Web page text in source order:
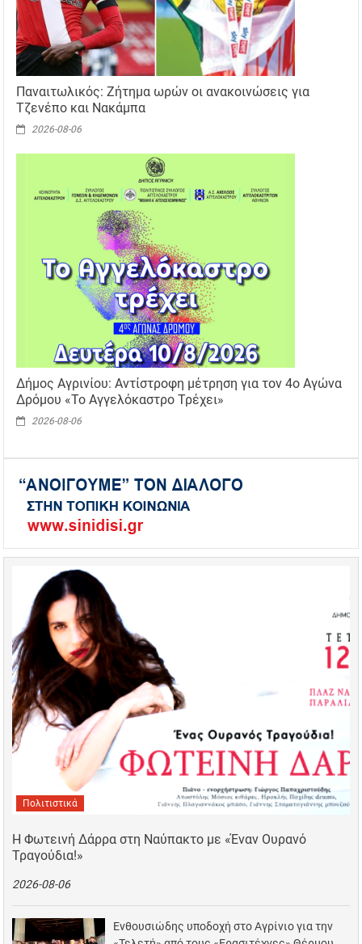
Παναιτωλικός: Ζήτημα ωρών οι ανακοινώσεις για
Τζενέπο και Νακάμπα
2026-08-06
Δήμος Αγρινίου: Αντίστροφη μέτρηση για τον 4ο Αγώνα
Δρόμου «Το Αγγελόκαστρο Τρέχει»
2026-08-06
Πολιτιστικά
Η Φωτεινή Δάρρα στη Ναύπακτο με «Έναν Ουρανό
Τραγούδια!»
2026-08-06
Ενθουσιώδης υποδοχή στο Αγρίνιο για την